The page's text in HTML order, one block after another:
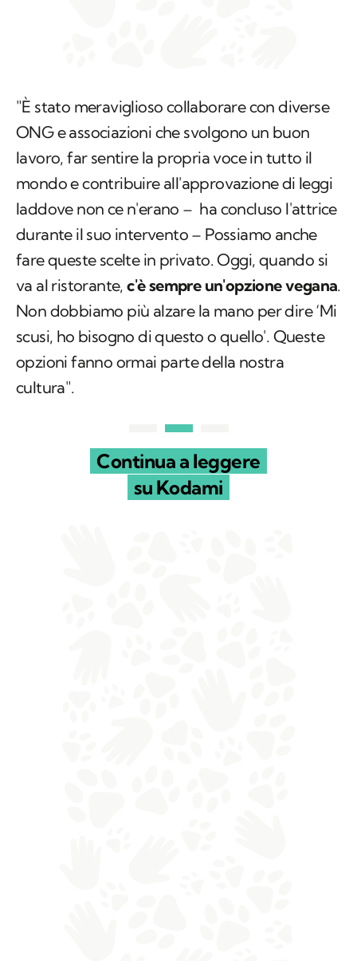
"È stato meraviglioso collaborare con diverse
ONG e associazioni che svolgono un buon
lavoro, far sentire la propria voce in tutto il
mondo e contribuire all'approvazione di leggi
laddove non ce n'erano – ha concluso l'attrice
durante il suo intervento – Possiamo anche
fare queste scelte in privato. Oggi, quando si
va al ristorante,c'è sempre un'opzione vegana.
Non dobbiamo più alzare la mano per dire ‘Mi
scusi, ho bisogno di questo o quello'. Queste
opzioni fanno ormai parte della nostra
cultura".
Continua a leggere
su Kodami